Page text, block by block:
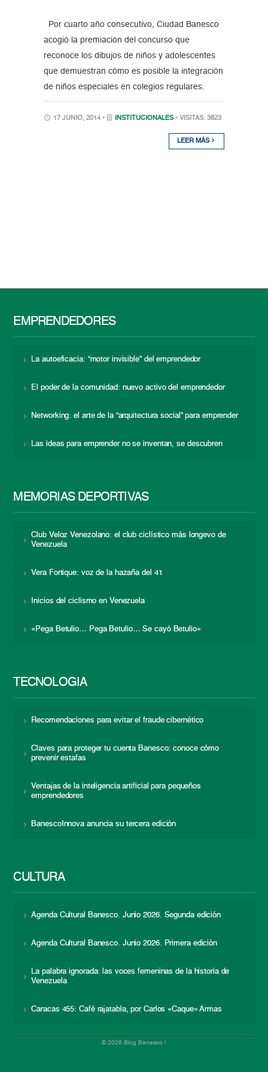
Por cuarto año consecutivo, Ciudad Banesco
acogió la premiación del concurso que
reconoce los dibujos de niños y adolescentes
que demuestran cómo es posible la integración
de niños especiales en colegios regulares.
17 JUNIO, 2014 • INSTITUCIONALES • VISITAS: 3823
LEER MÁS
EMPRENDEDORES
La autoeficacia: “motor invisible” del emprendedor
El poder de la comunidad: nuevo activo del emprendedor
Networking: el arte de la “arquitectura social” para emprender
Las ideas para emprender no se inventan, se descubren
MEMORIAS DEPORTIVAS
Club Veloz Venezolano: el club ciclístico más longevo de
Venezuela
Vera Fortique: voz de la hazaña del 41
Inicios del ciclismo en Venezuela
«Pega Betulio… Pega Betulio… Se cayó Betulio»
TECNOLOGÍA
Recomendaciones para evitar el fraude cibernético
Claves para proteger tu cuenta Banesco: conoce cómo
prevenir estafas
Ventajas de la inteligencia artificial para pequeños
emprendedores
BanescoInnova anuncia su tercera edición
CULTURA
Agenda Cultural Banesco. Junio 2026. Segunda edición
Agenda Cultural Banesco. Junio 2026. Primera edición
La palabra ignorada: las voces femeninas de la historia de
Venezuela
Caracas 455: Café rajatabla, por Carlos «Caque» Armas
© 2026 Blog Banesco |